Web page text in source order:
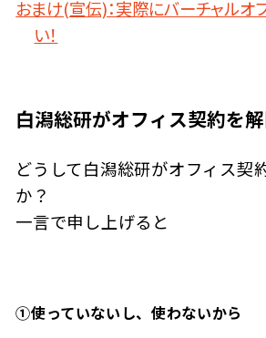
おまけ(宣伝)：実際にバーチャルオ
い！
白潟総研がオフィス契約を
どうして白潟総研がオフィス契
か？
一言で申し上げると
①使っていないし、使わないから